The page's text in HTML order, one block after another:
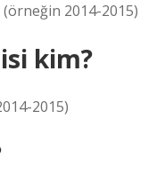
(örneğin 2014-2015)
kim?
2015)